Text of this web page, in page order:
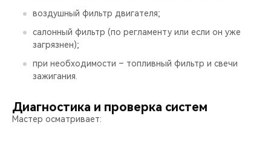
воздушный фильтр двигателя;
салонный фильтр (по регламенту или если он уже
загрязнен);
при необходимости – топливный фильтр и свечи
зажигания.
Диагностика и проверка систем
Мастер осматривает: